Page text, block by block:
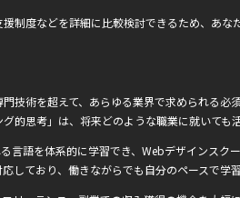
度などを詳細に比較検討できるため、あ
術を超えて、あらゆる業界で求められる
思考」は、将来どのような職業に就いても
語を体系的に学習でき、Webデザインスク
ており、働きながらでも自分のペースで学